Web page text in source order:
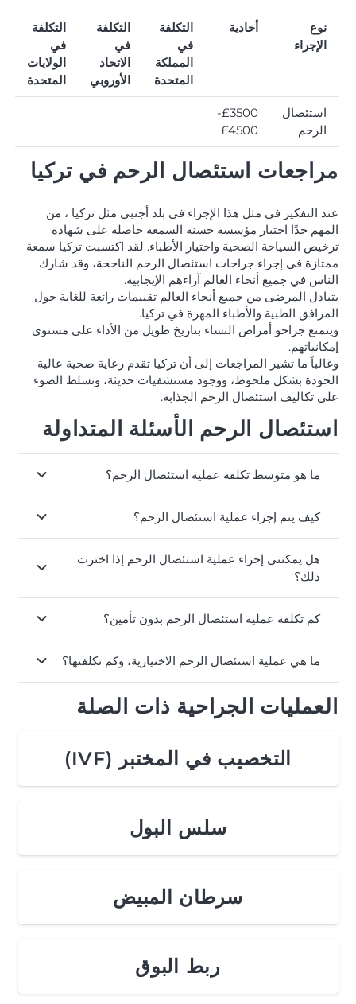
نوع
الإجراء
أحادية
التكلفة
في
المملكة
المتحدة
التكلفة
في
الاتحاد
الأوروبي
التكلفة
في
الولايات
المتحدة
استئصال
الرحم
£3500-
£4500
مراجعات استئصال الرحم في تركيا
عند التفكير في مثل هذا الإجراء في بلد أجنبي مثل تركيا ، من
المهم جدًا اختيار مؤسسة حسنة السمعة حاصلة على شهادة
ترخيص السياحة الصحية واختيار الأطباء. لقد اكتسبت تركيا سمعة
ممتازة في إجراء جراحات استئصال الرحم الناجحة، وقد شارك
الناس في جميع أنحاء العالم آراءهم الإيجابية.
يتبادل المرضى من جميع أنحاء العالم تقييمات رائعة للغاية حول
المرافق الطبية والأطباء المهرة في تركيا.
ويتمتع جراحو أمراض النساء بتاريخ طويل من الأداء على مستوى
إمكانياتهم.
وغالباً ما تشير المراجعات إلى أن تركيا تقدم رعاية صحية عالية
الجودة بشكل ملحوظ، ووجود مستشفيات حديثة، وتسلط الضوء
على تكاليف استئصال الرحم الجذابة.
استئصال الرحم الأسئلة المتداولة
ما هو متوسط تكلفة عملية استئصال الرحم؟
كيف يتم إجراء عملية استئصال الرحم؟
هل يمكنني إجراء عملية استئصال الرحم إذا اخترت
ذلك؟
كم تكلفة عملية استئصال الرحم بدون تأمين؟
ما هي عملية استئصال الرحم الاختيارية، وكم تكلفتها؟
العمليات الجراحية ذات الصلة
التخصيب في المختبر (IVF)
سلس البول
سرطان المبيض
ربط البوق